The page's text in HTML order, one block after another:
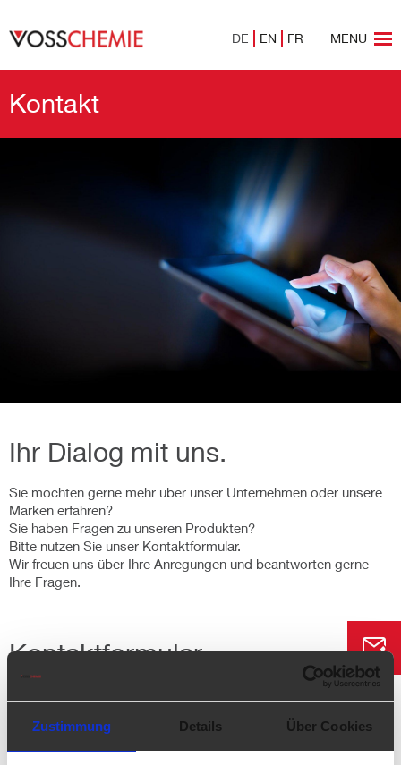
Zustimmung Details Über Cookies
DE EN FR MENU
Kontakt
Ihr Dialog mit uns.
Sie möchten gerne mehr über unser Unternehmen oder unsere
Marken erfahren?
Sie haben Fragen zu unseren Produkten?
Bitte nutzen Sie unser Kontaktformular.
Wir freuen uns über Ihre Anregungen und beantworten gerne
Ihre Fragen.
Kontaktformular
GB Automotive